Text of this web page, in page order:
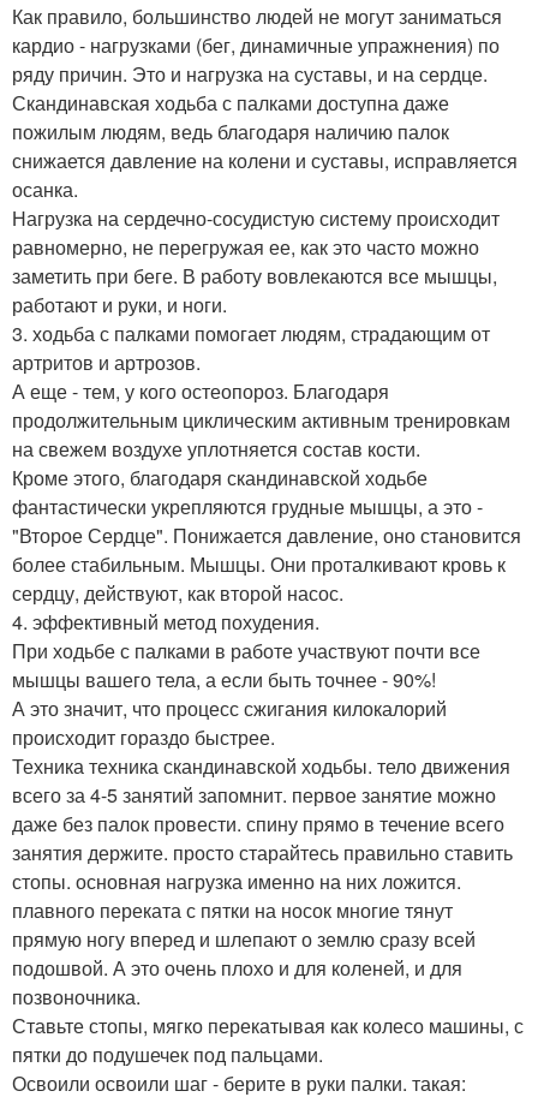
Как правило, большинство людей не могут заниматься
кардио - нагрузками (бег, динамичные упражнения) по
ряду причин. Это и нагрузка на суставы, и на сердце.
Скандинавская ходьба с палками доступна даже
пожилым людям, ведь благодаря наличию палок
снижается давление на колени и суставы, исправляется
осанка.
Нагрузка на сердечно-сосудистую систему происходит
равномерно, не перегружая ее, как это часто можно
заметить при беге. В работу вовлекаются все мышцы,
работают и руки, и ноги.
3. ходьба с палками помогает людям, страдающим от
артритов и артрозов.
А еще - тем, у кого остеопороз. Благодаря
продолжительным циклическим активным тренировкам
на свежем воздухе уплотняется состав кости.
Кроме этого, благодаря скандинавской ходьбе
фантастически укрепляются грудные мышцы, а это -
"Второе Сердце". Понижается давление, оно становится
более стабильным. Мышцы. Они проталкивают кровь к
сердцу, действуют, как второй насос.
4. эффективный метод похудения.
При ходьбе с палками в работе участвуют почти все
мышцы вашего тела, а если быть точнее - 90%!
А это значит, что процесс сжигания килокалорий
происходит гораздо быстрее.
Техника техника скандинавской ходьбы. тело движения
всего за 4-5 занятий запомнит. первое занятие можно
даже без палок провести. спину прямо в течение всего
занятия держите. просто старайтесь правильно ставить
стопы. основная нагрузка именно на них ложится.
плавного переката с пятки на носок многие тянут
прямую ногу вперед и шлепают о землю сразу всей
подошвой. А это очень плохо и для коленей, и для
позвоночника.
Ставьте стопы, мягко перекатывая как колесо машины, с
пятки до подушечек под пальцами.
Освоили освоили шаг - берите в руки палки. такая: